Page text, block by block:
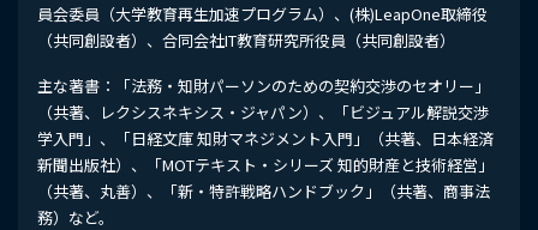
員会委員（大学教育再生加速プログラム）、(株)LeapOne取締役
（共同創設者）、合同会社IT教育研究所役員（共同創設者）
主な著書：「法務・知財パーソンのための契約交渉のセオリー」
（共著、レクシスネキシス・ジャパン）、「ビジュアル解説交渉
学入門」、「日経文庫 知財マネジメント入門」（共著、日本経済
新聞出版社）、「MOTテキスト・シリーズ 知的財産と技術経営」
（共著、丸善）、「新・特許戦略ハンドブック」（共著、商事法
務）など。